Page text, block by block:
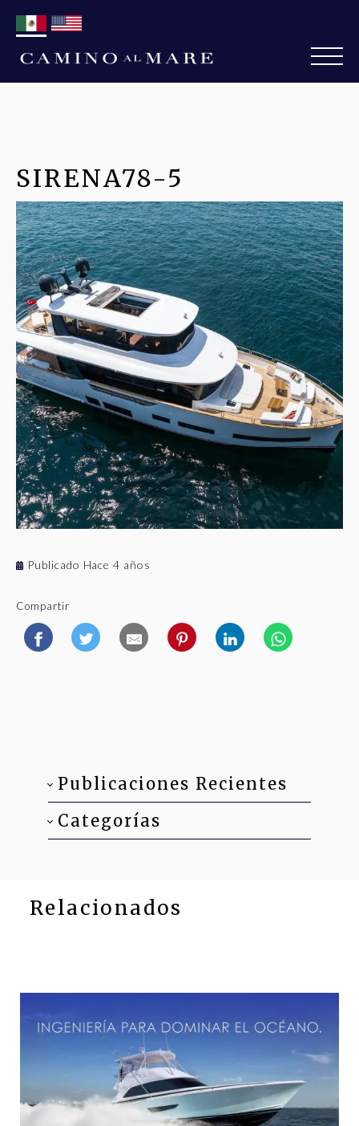
SIRENA78-5
Publicado Hace 4 años
Compartir
Publicaciones Recientes
Categorías
Relacionados